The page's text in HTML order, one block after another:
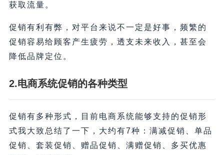
获取流量。
促销有利有弊，对平台来说不一定是好事，频繁的
促销容易给顾客产生疲劳，透支未来收入，甚至会
降低品牌定位。
2.电商系统促销的各种类型
促销有多种形式，目前电商系统能够支持的促销形
式我大致总结了一下，大约有7种：满减促销、单品
促销、套装促销、赠品促销、满赠促销、多买优惠